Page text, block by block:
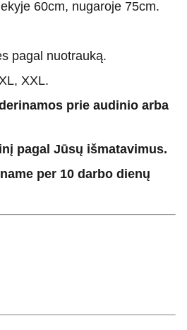
60cm, nugaroje 75cm.
pagal nuotrauką.
XXL.
prie audinio arba
pagal Jūsų išmatavimus.
per 10 darbo dienų